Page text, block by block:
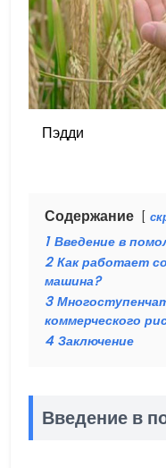
Пэдди
Содержание
1 Введение в
2 Как работает
машина?
3
коммерческого
4 Заключение
Введение в